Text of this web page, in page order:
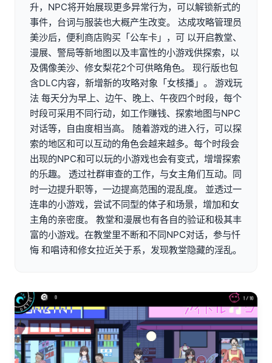
升，NPC将开始展现更多异常行为，可以解锁新式的
事件，台词与服装也大概产生改变。 达成攻略管理员
美沙后，便利商店购买「公车卡」，可 以开启教堂、
漫展、警局等新地图以及丰富性的小游戏供探索，以
及偶像美沙、修女梨花2个可供略角色。 现行版也包
含DLC内容，新增新的攻略对象「女核播」。 游戏玩
法 每天分为早上、边午、晚上、午夜四个时段，每个
时段可采用不同行动，如工作赚钱、探索地图与NPC
对话等，自由度相当高。 随着游戏的进入行，可以探
索的地区和可以互动的角色会越来越多。每个时段会
出现的NPC和可以玩的小游戏也会有变式，增增探索
的乐趣。 透过社群审查的工作，与女主角们互动。同
时一边提升职等，一边提高范围的混乱度。 並透过一
连串的小游戏，尝试不同型的体子和场景，增加和女
主角的亲密度。 教堂和漫展也有各自的验证和极其丰
富的小游戏。在教堂里不断和不同NPC对话，参与忏
悔 和唱诗和修女拉近关于系，发现教堂隐藏的淫乱。